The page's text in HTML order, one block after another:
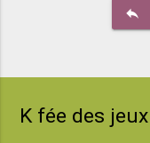
reply
K fée des jeux